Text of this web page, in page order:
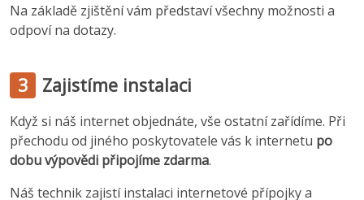
Na základě zjištění vám představí všechny možnosti a
odpoví na dotazy.
3 Zajistíme instalaci
Když si náš internet objednáte, vše ostatní zařídíme. Při
přechodu od jiného poskytovatele vás k internetu po
dobu výpovědi připojíme zdarma.
Náš technik zajistí instalaci internetové přípojky a